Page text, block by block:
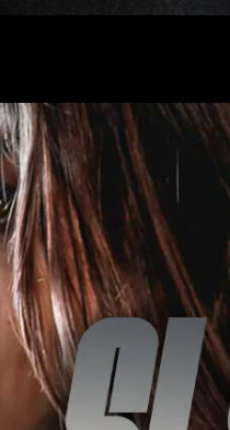
passende Version dieser
nicht mehr anzeigen